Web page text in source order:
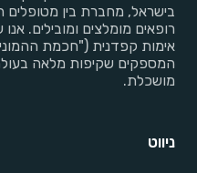
בישראל, מחברת בין מטופלים
רופאים מומלצים ומובילים.
אימות קפדנית ("חכמת
המספקים שקיפות מלאה
מושכלת.
ניווט